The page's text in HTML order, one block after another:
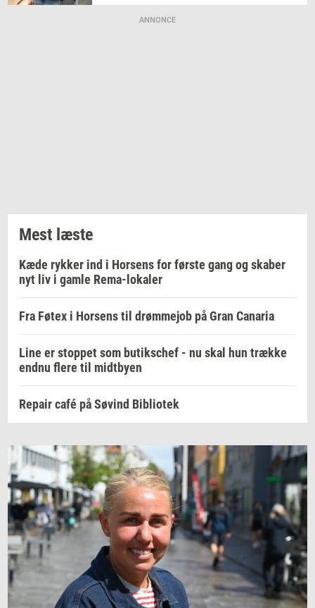
ANNONCE
Mest læste
Kæde rykker ind i Horsens for første gang og skaber
nyt liv i gamle Rema-lokaler
Fra Føtex i Horsens til drømmejob på Gran Canaria
Line er stoppet som butikschef - nu skal hun trække
endnu flere til midtbyen
Repair café på Søvind Bibliotek